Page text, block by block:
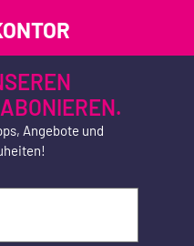
Angebote und